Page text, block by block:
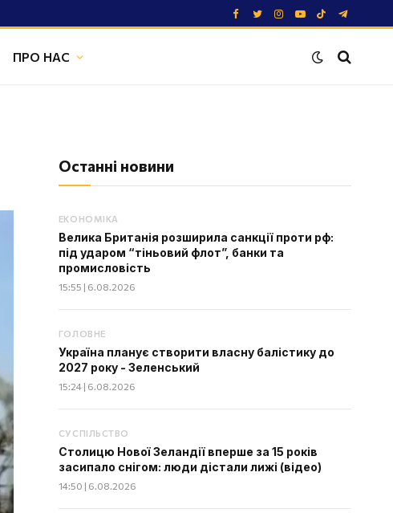
Facebook
TwitterInstagram
YouTube
TikTokTelegram
ПРО НАС
Останні новини
ЕКОНОМІКА
Велика Британія розширила санкції проти рф:
під ударом “тіньовий флот”, банки та
промисловість
15:55 | 6.08.2026
ГОЛОВНЕ
Україна планує створити власну балістику до
2027 року - Зеленський
15:24 | 6.08.2026
СУСПІЛЬСТВО
Столицю Нової Зеландії вперше за 15 років
засипало снігом: люди дістали лижі (відео)
14:50 | 6.08.2026